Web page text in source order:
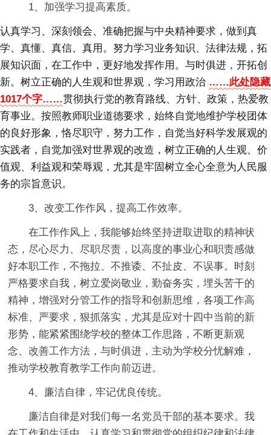
1、加强学习提高素质。
认真学习、深刻领会、准确把握与中央精神要求，做到真
学、真懂、真信、真用。努力学习业务知识、法律法规，拓
展知识面，在工作中，更好地发挥作用。与时俱进，开拓创
新。树立正确的人生观和世界观，学习用政治 ……此处隐藏
1017个字……贯彻执行党的教育路线、方针、政策，热爱教
育事业。按照教师职业道德要求，始终自觉地维护学校团体
的良好形象，恪尽职守，努力工作，自觉当好科学发展观的
实践者，自觉加强对世界观的改造，树立正确的人生观、价
值观、利益观和荣辱观，尤其是牢固树立全心全意为人民服
务的宗旨意识。
3、改变工作作风，提高工作效率。
在工作作风上，我能够始终坚持进取进取的精神状
态，尽心尽力、尽职尽责，以高度的事业心和职责感做
好本职工作，不拖拉、不推诿、不扯皮、不误事。时刻
严格要求自我，树立爱岗敬业，勤奋务实，埋头苦干的
精神，增强对分管工作的指导和创新思维，各项工作高
标准、严要求，狠抓落实，尤其是应对十四中当前的新
形势，能紧紧围绕学校的整体工作思路，不断更新观
念、改善工作方法，与时俱进，主动为学校分忧解难，
推动学校教育教学工作向前迈进。
4、廉洁自律，牢记优良传统。
廉洁自律是对我们每一名党员干部的基本要求。我